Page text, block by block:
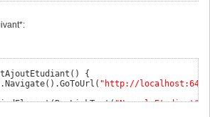
( )
{
( ) .GoToUrl ( "http://
(By.LinkText("Nouvel Etudiant"